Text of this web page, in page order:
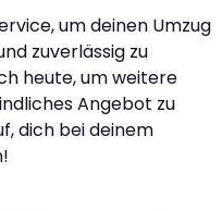
um deinen Umzug
zuverlässig zu
heute, um weitere
Angebot zu
dich bei deinem